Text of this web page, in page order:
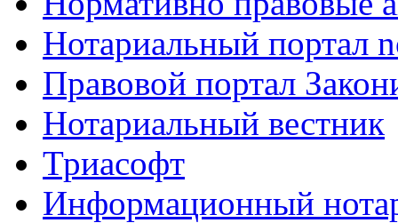
Нотариальный портал
Правовой портал
Нотариальный вестник
Триасофт
Информационный